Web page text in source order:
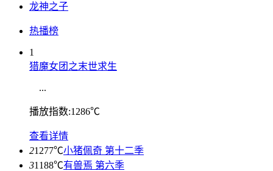
龙神之子
热播榜
1
猎魔女团之末世求生
...
播放指数:1286℃
查看详情
21277℃小猪佩奇 第十二季
31188℃有兽焉 第六季